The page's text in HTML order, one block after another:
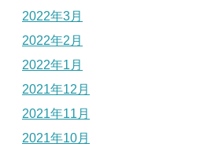
2022年3月
2022年2月
2022年1月
2021年12月
2021年11月
2021年10月